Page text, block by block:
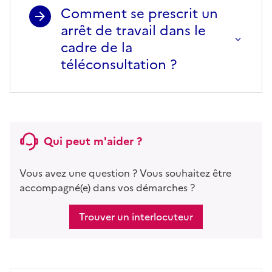
Comment se prescrit un
arrêt de travail dans le
cadre de la
téléconsultation ?
Qui peut m'aider ?
Vous avez une question ? Vous souhaitez être
accompagné(e) dans vos démarches ?
Trouver un interlocuteur